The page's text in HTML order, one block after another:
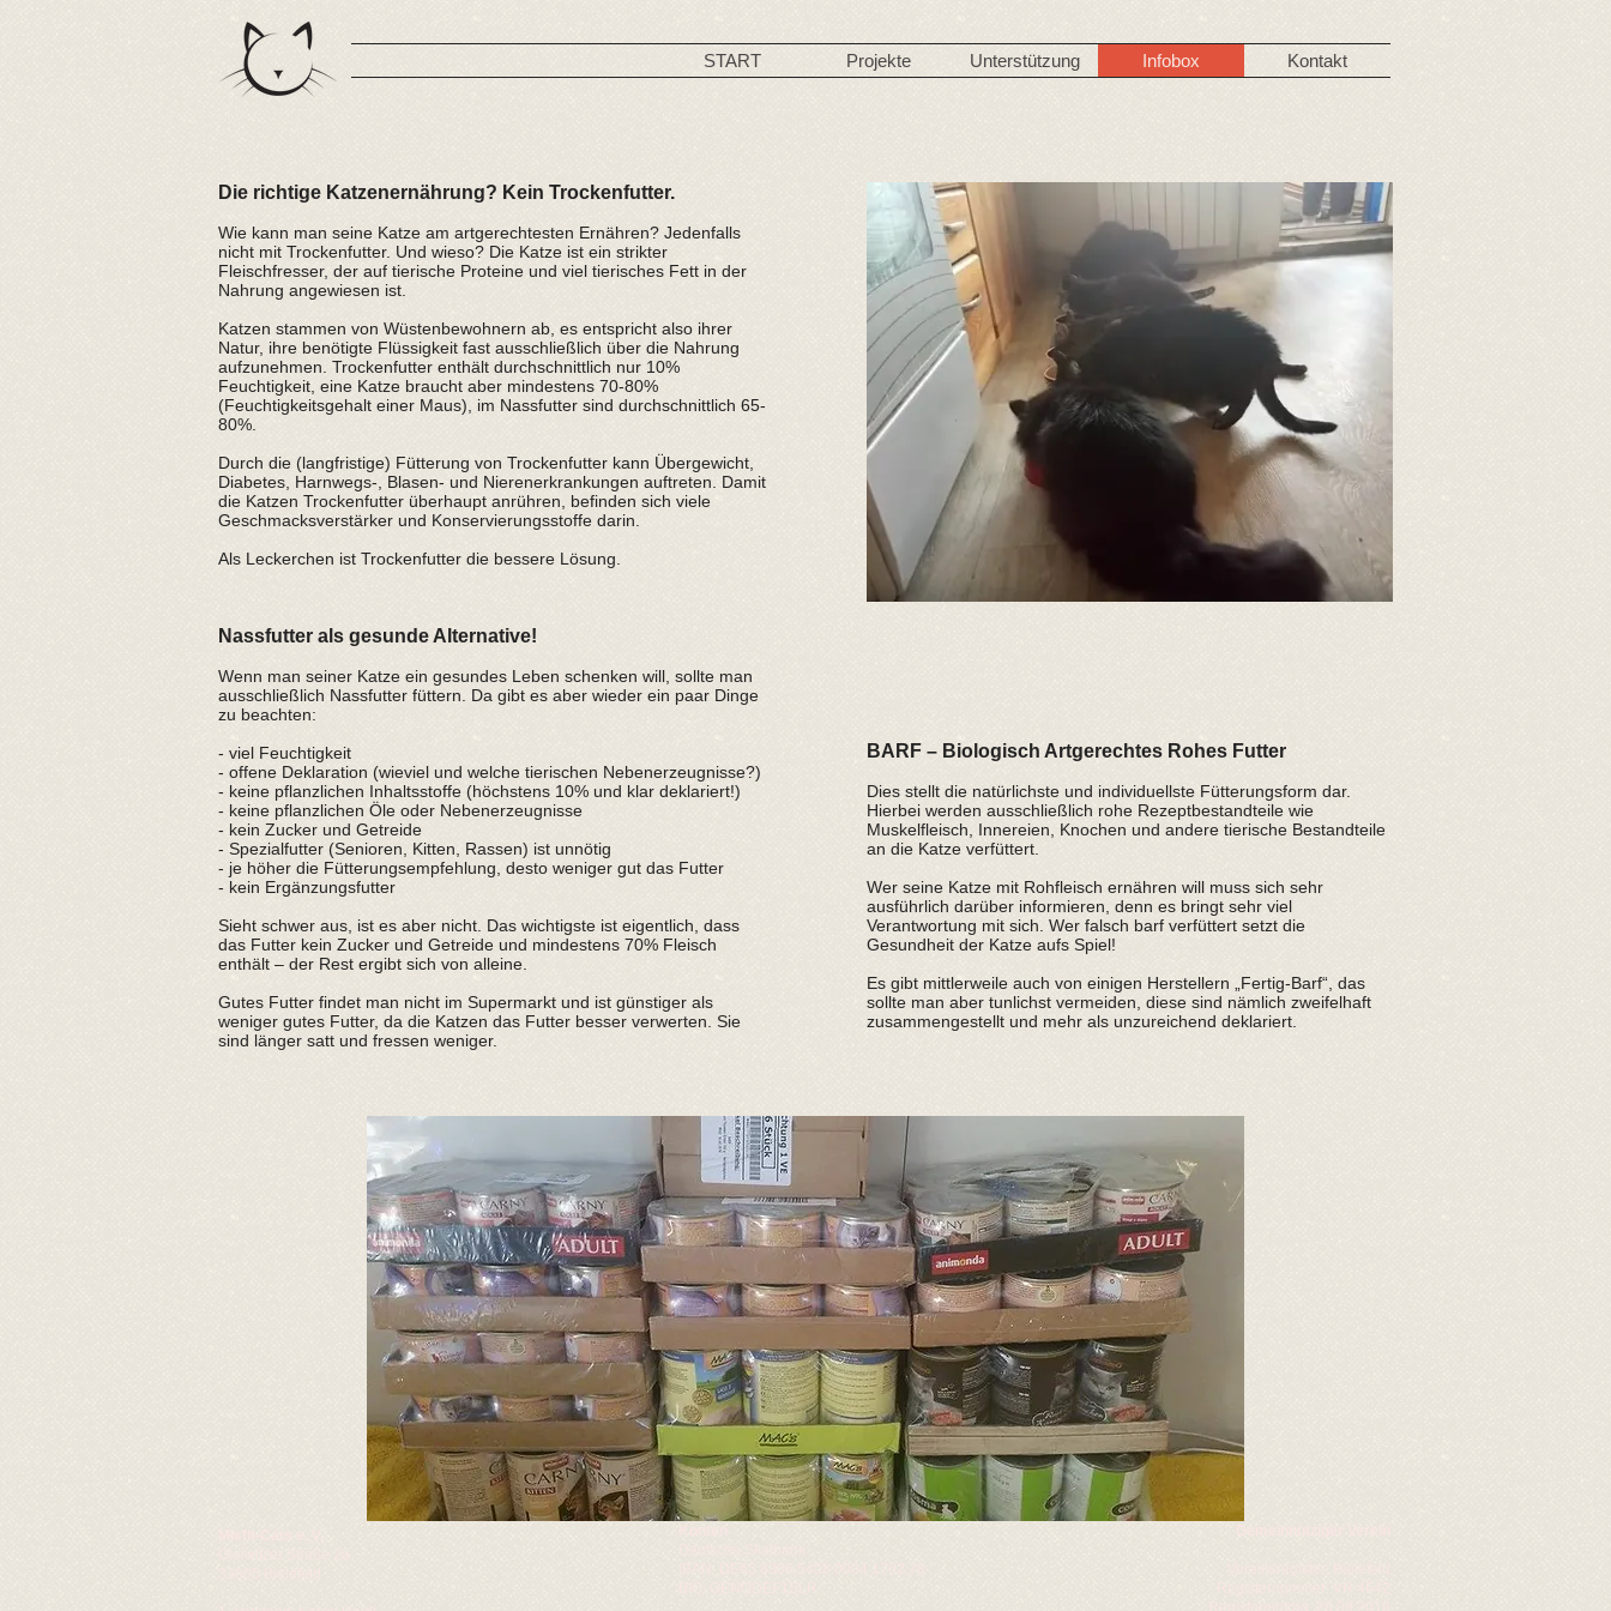
START Projekte Unterstützung Infobox Kontakt
Die richtige Katzenernährung? Kein Trockenfutter.
Wie kann man seine Katze am artgerechtesten Ernähren? Jedenfalls
nicht mit Trockenfutter. Und wieso? Die Katze ist ein strikter
Fleischfresser, der auf tierische Proteine und viel tierisches Fett in der
Nahrung angewiesen ist.
Katzen stammen von Wüstenbewohnern ab, es entspricht also ihrer
Natur, ihre benötigte Flüssigkeit fast ausschließlich über die Nahrung
aufzunehmen. Trockenfutter enthält durchschnittlich nur 10%
Feuchtigkeit, eine Katze braucht aber mindestens 70-80%
(Feuchtigkeitsgehalt einer Maus), im Nassfutter sind durchschnittlich 65-
80%.
Durch die (langfristige) Fütterung von Trockenfutter kann Übergewicht,
Diabetes, Harnwegs-, Blasen- und Nierenerkrankungen auftreten. Damit
die Katzen Trockenfutter überhaupt anrühren, befinden sich viele
Geschmacksverstärker und Konservierungsstoffe darin.
Als Leckerchen ist Trockenfutter die bessere Lösung.
Nassfutter als gesunde Alternative!
Wenn man seiner Katze ein gesundes Leben schenken will, sollte man
ausschließlich Nassfutter füttern. Da gibt es aber wieder ein paar Dinge
zu beachten:
- viel Feuchtigkeit
- offene Deklaration (wieviel und welche tierischen Nebenerzeugnisse?)
- keine pflanzlichen Inhaltsstoffe (höchstens 10% und klar deklariert!)
- keine pflanzlichen Öle oder Nebenerzeugnisse
- kein Zucker und Getreide
- Spezialfutter (Senioren, Kitten, Rassen) ist unnötig
- je höher die Fütterungsempfehlung, desto weniger gut das Futter
- kein Ergänzungsfutter
Sieht schwer aus, ist es aber nicht. Das wichtigste ist eigentlich, dass
das Futter kein Zucker und Getreide und mindestens 70% Fleisch
enthält – der Rest ergibt sich von alleine.
Gutes Futter findet man nicht im Supermarkt und ist günstiger als
weniger gutes Futter, da die Katzen das Futter besser verwerten. Sie
sind länger satt und fressen weniger.
BARF – Biologisch Artgerechtes Rohes Futter
Dies stellt die natürlichste und individuellste Fütterungsform dar.
Hierbei werden ausschließlich rohe Rezeptbestandteile wie
Muskelfleisch, Innereien, Knochen und andere tierische Bestandteile
an die Katze verfüttert.
Wer seine Katze mit Rohfleisch ernähren will muss sich sehr
ausführlich darüber informieren, denn es bringt sehr viel
Verantwortung mit sich. Wer falsch barf verfüttert setzt die
Gesundheit der Katze aufs Spiel!
Es gibt mittlerweile auch von einigen Herstellern „Fertig-Barf“, das
sollte man aber tunlichst vermeiden, diese sind nämlich zweifelhaft
zusammengestellt und mehr als unzureichend deklariert.